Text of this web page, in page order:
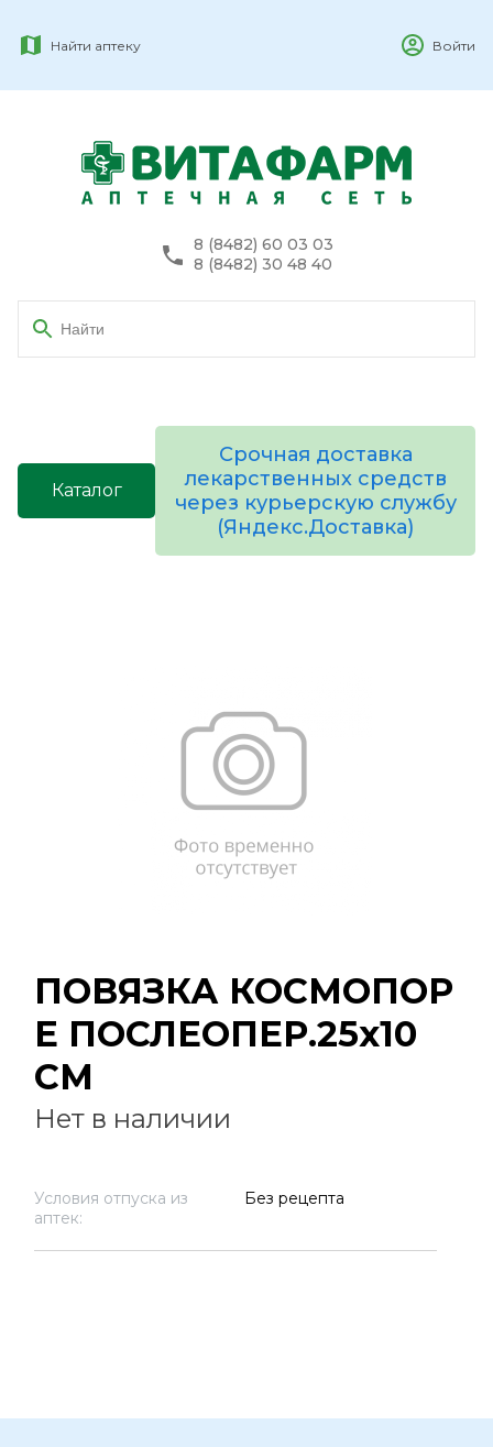
Найти аптеку Войти
8 (8482) 60 03 03
8 (8482) 30 48 40
Каталог
Срочная доставка
лекарственных средств
через курьерскую службу
(Яндекс.Доставка)
ПОВЯЗКА КОСМОПОР
Е ПОСЛЕОПЕР.25х10
СМ
Нет в наличии
Условия отпуска из
аптек:
Без рецепта